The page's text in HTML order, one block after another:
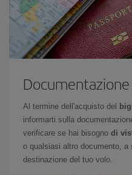
Al termine dell'acquisto del
informarti sulla
verificare se hai bisogno di
o qualsiasi altro documento, a
destinazione del tuo volo.